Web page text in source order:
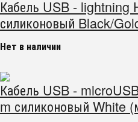
Кабель USB - lightning
силиконовый Black/
Нет в наличии
Кабель USB -
m силиконовый White